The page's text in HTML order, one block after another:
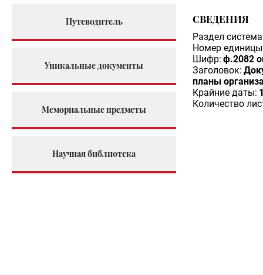
Путеводитель
Уникальные документы
Мемориальные предметы
Научная библиотека
СВЕДЕНИЯ
Раздел
Номер единицы
Шифр: ф.2082
Заголовок:
планы
Крайние даты:
Количество